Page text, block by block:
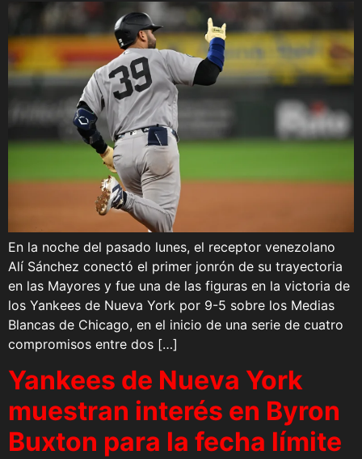
En la noche del pasado lunes, el receptor venezolano
Alí Sánchez conectó el primer jonrón de su trayectoria
en las Mayores y fue una de las figuras en la victoria de
los Yankees de Nueva York por 9-5 sobre los Medias
Blancas de Chicago, en el inicio de una serie de cuatro
compromisos entre dos […]
Yankees de Nueva York
muestran interés en Byron
Buxton para la fecha límite